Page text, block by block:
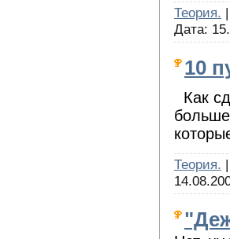
Теория.
Дата:
10
Как
Теория.